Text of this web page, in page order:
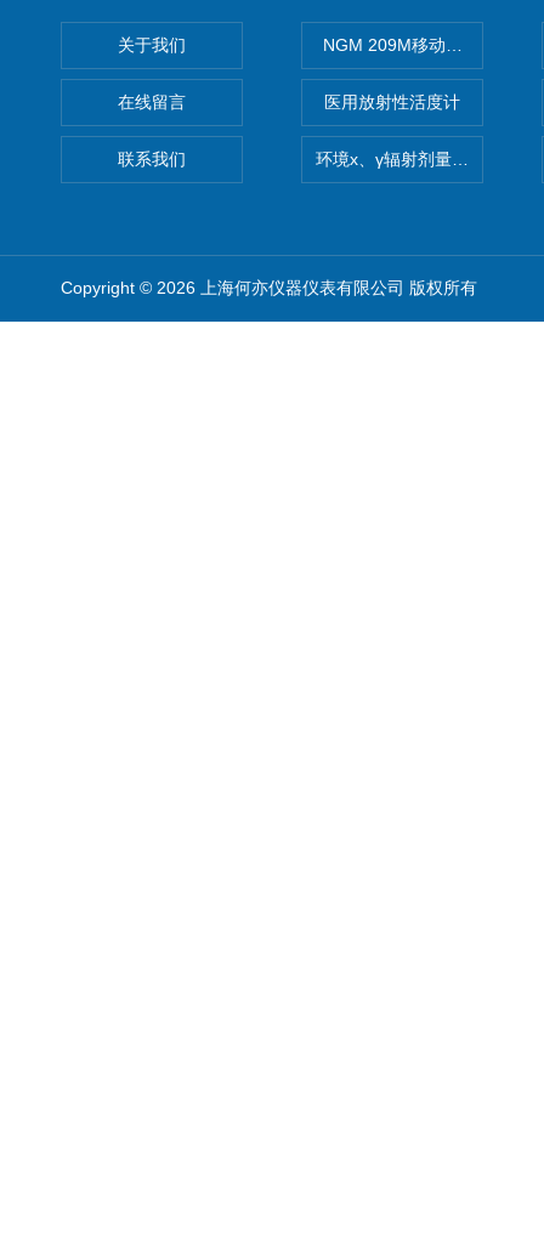
关于我们
在线留言
联系我们
NGM 209M移动式惰性气体
医用放射性活度计
环境x、γ辐射剂量率仪
Copyright © 2026 上海何亦仪器仪表有限公司 版权所有